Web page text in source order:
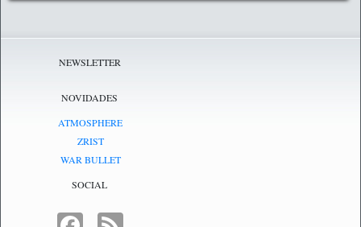
NEWSLETTER
NOVIDADES
ATMOSPHERE
ZRIST
WAR BULLET
SOCIAL